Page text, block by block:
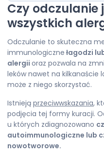
Czy odczulanie
wszystkich
Odczulanie to skuteczna
immunologiczne łagodzi
alergii oraz pozwala na
leków nawet na kilkanaście
może z niego skorzystać.
Istnieją przeciwwskazania,
podjęcia tej formy kuracji.
u których zdiagnozowano
autoimmunologiczne lub
nowotworowe.